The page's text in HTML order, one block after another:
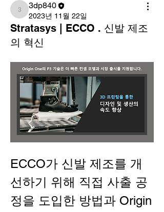
3dp840
3dp840
2023년 11월 22일
Stratasys | ECCO . 신발 제조
의 혁신
ECCO가 신발 제조를 개
선하기 위해 직접 사출 공
정을 도입한 방법과 Origin